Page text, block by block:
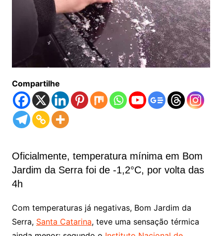
Compartilhe
Oficialmente, temperatura mínima em Bom
Jardim da Serra foi de -1,2°C, por volta das
4h
Com temperaturas já negativas, Bom Jardim da
Serra, Santa Catarina, teve uma sensação térmica